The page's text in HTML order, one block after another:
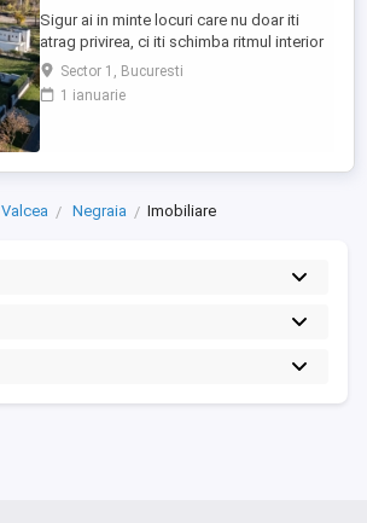
Sigur ai in minte locuri care nu doar iti
atrag privirea, ci iti schimba ritmul interior
prin intreaga experienta pe care ti-o ofera -
estetica, arhitectura, lumina, liniste in
mijlocul vibratiei orasului - in cazul de fata,
Sector 1, Bucuresti
1 ianuarie
Valcea Negraia Imobiliare